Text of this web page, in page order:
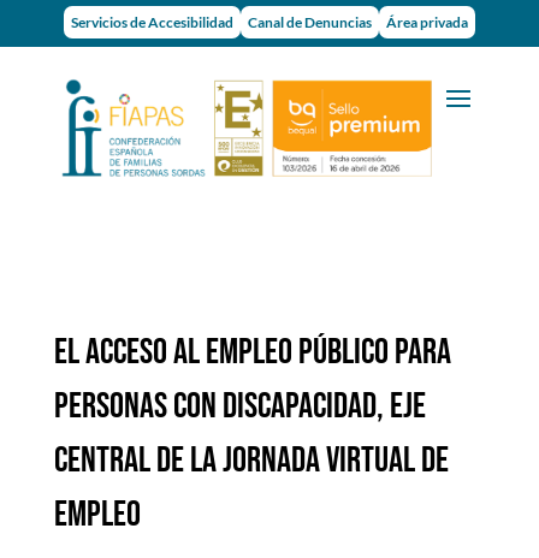
Servicios de Accesibilidad Canal de Denuncias Área privada
EL ACCESO AL EMPLEO PÚBLICO PARA
PERSONAS CON DISCAPACIDAD, EJE
CENTRAL DE LA JORNADA VIRTUAL DE
EMPLEO